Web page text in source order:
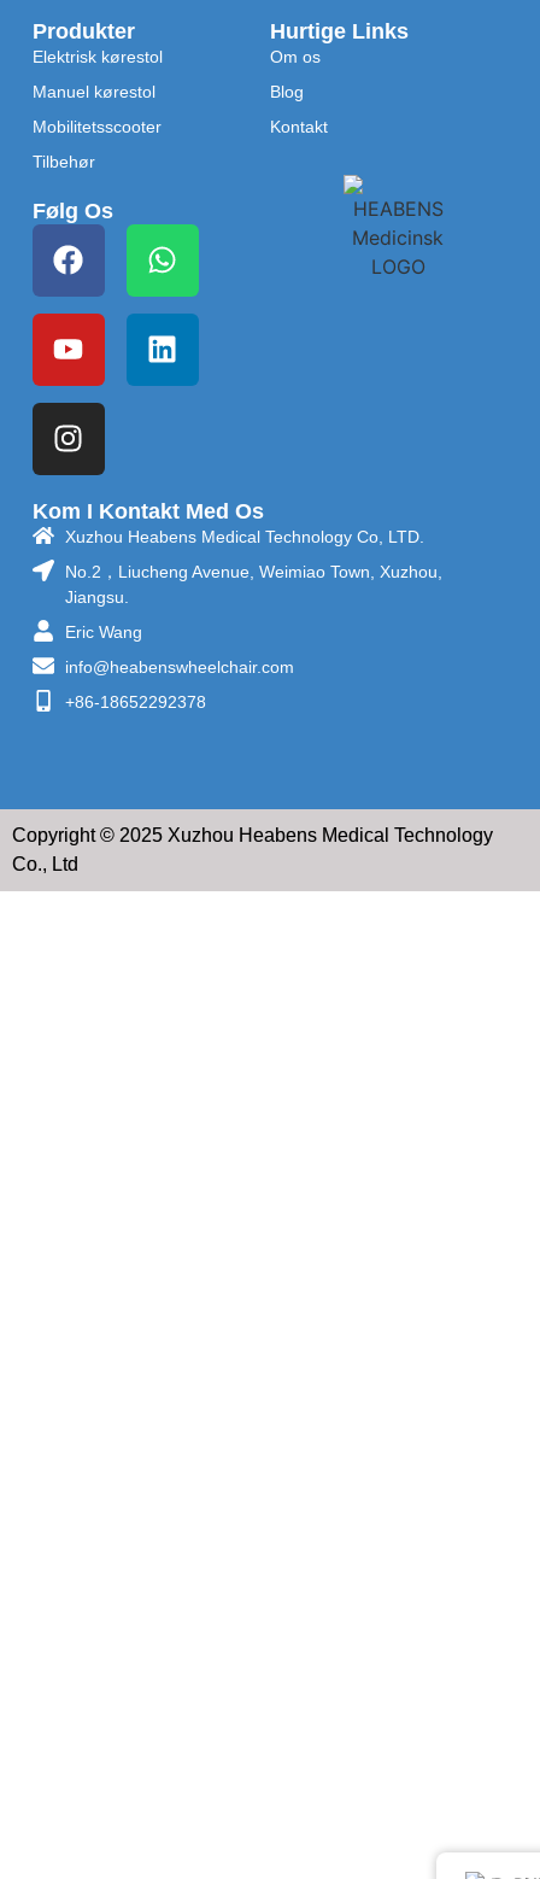
Kom I Kontakt Med Os
Xuzhou Heabens Medical Technology Co, LTD.
No.2，Liucheng Avenue, Weimiao Town, Xuzhou,
Jiangsu.
Eric Wang
info@heabenswheelchair.com
+86-18652292378
Produkter
Elektrisk kørestol
Manuel kørestol
Mobilitetsscooter
Tilbehør
Hurtige Links
Om os
Blog
Kontakt
Følg Os
Copyright © 2025 Xuzhou Heabens Medical Technology
Co., Ltd